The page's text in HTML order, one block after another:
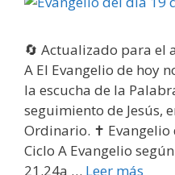
🔄 Actualizado para el
A El Evangelio de hoy
la escucha de la
seguimiento de Jesús,
Ordinario. ✝️ Evangelio
Ciclo A Evangelio
21.24a … Leer más